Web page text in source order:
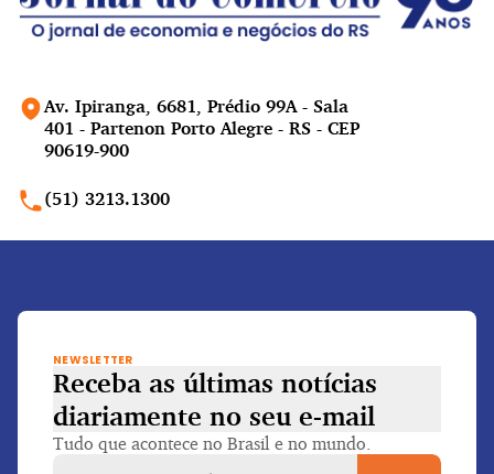
Av. Ipiranga, 6681, Prédio 99A - Sala
401 - Partenon Porto Alegre - RS - CEP
90619-900
(51) 3213.1300
NEWSLETTER
Receba as últimas notícias
diariamente no seu e-mail
Tudo que acontece no Brasil e no mundo.